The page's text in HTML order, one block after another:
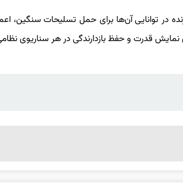
در توانایی آن‌ها برای حمل تسلیحات
نمایش قدرت و حفظ بازدارندگی در هر سناریوی